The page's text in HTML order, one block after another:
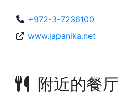
+972-3-7236100
www.japanika.net
附近的餐厅